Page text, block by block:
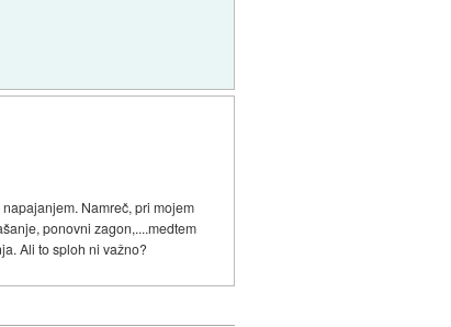
Namreč, pri mojem
ponovni zagon,....medtem
Ali to sploh ni važno?